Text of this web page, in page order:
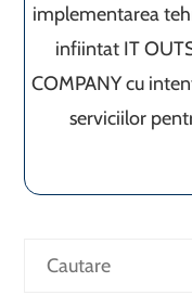
implementarea
infiintat IT
COMPANY cu
serviciilor
Caută